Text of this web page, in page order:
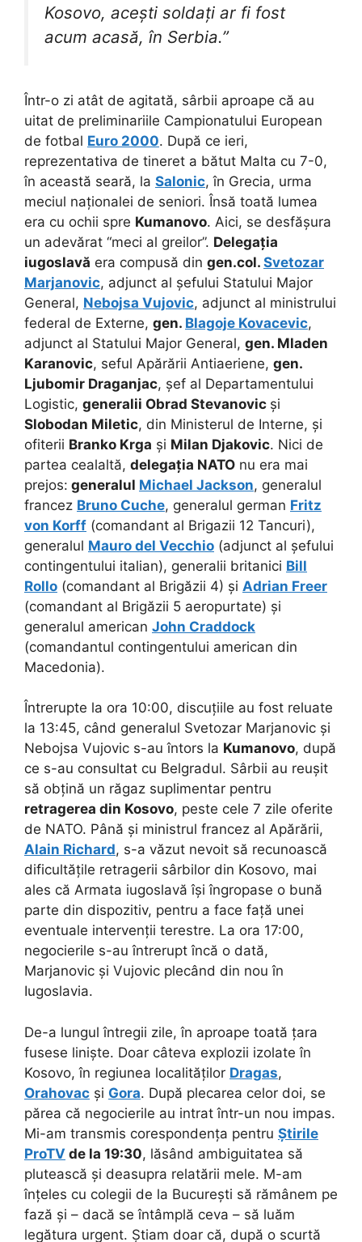
Kosovo, acești soldați ar fi fost
acum acasă, în Serbia.”
Într-o zi atât de agitată, sârbii aproape că au
uitat de preliminariile Campionatului European
de fotbal Euro 2000. După ce ieri,
reprezentativa de tineret a bătut Malta cu 7-0,
în această seară, la Salonic, în Grecia, urma
meciul naționalei de seniori. Însă toată lumea
era cu ochii spre Kumanovo. Aici, se desfășura
un adevărat “meci al greilor”. Delegația
iugoslavă era compusă din gen.col. Svetozar
Marjanovic, adjunct al șefului Statului Major
General, Nebojsa Vujovic, adjunct al ministrului
federal de Externe, gen. Blagoje Kovacevic,
adjunct al Statului Major General, gen. Mladen
Karanovic, seful Apărării Antiaeriene, gen.
Ljubomir Draganjac, șef al Departamentului
Logistic, generalii Obrad Stevanovic și
Slobodan Miletic, din Ministerul de Interne, și
ofiterii Branko Krga și Milan Djakovic. Nici de
partea cealaltă, delegația NATO nu era mai
prejos: generalul Michael Jackson, generalul
francez Bruno Cuche, generalul german Fritz
von Korff (comandant al Brigazii 12 Tancuri),
generalul Mauro del Vecchio (adjunct al șefului
contingentului italian), generalii britanici Bill
Rollo (comandant al Brigăzii 4) și Adrian Freer
(comandant al Brigăzii 5 aeropurtate) și
generalul american John Craddock
(comandantul contingentului american din
Macedonia).
Întrerupte la ora 10:00, discuțiile au fost reluate
la 13:45, când generalul Svetozar Marjanovic și
Nebojsa Vujovic s-au întors la Kumanovo, după
ce s-au consultat cu Belgradul. Sârbii au reușit
să obțină un răgaz suplimentar pentru
retragerea din Kosovo, peste cele 7 zile oferite
de NATO. Până și ministrul francez al Apărării,
Alain Richard, s-a văzut nevoit să recunoască
dificultățile retragerii sârbilor din Kosovo, mai
ales că Armata iugoslavă își îngropase o bună
parte din dispozitiv, pentru a face față unei
eventuale intervenții terestre. La ora 17:00,
negocierile s-au întrerupt încă o dată,
Marjanovic și Vujovic plecând din nou în
Iugoslavia.
De-a lungul întregii zile, în aproape toată țara
fusese liniște. Doar câteva explozii izolate în
Kosovo, în regiunea localităților Dragas,
Orahovac și Gora. După plecarea celor doi, se
părea că negocierile au intrat într-un nou impas.
Mi-am transmis corespondența pentru Știrile
ProTV de la 19:30, lăsând ambiguitatea să
plutească și deasupra relatării mele. M-am
înțeles cu colegii de la București să rămânem pe
fază și – dacă se întâmplă ceva – să luăm
legătura urgent. Știam doar că, după o scurtă